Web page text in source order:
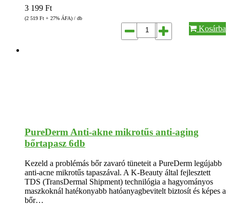
3 199 Ft
(2 519 Ft + 27% ÁFA) / db
Kosárba
PureDerm Anti-akne mikrotűs anti-aging
bőrtapasz 6db
Kezeld a problémás bőr zavaró tüneteit a PureDerm legújabb
anti-acne mikrotűs tapaszával. A K-Beauty által fejlesztett
TDS (TransDermal Shipment) technilógia a hagyományos
maszkoknál hatékonyabb hatóanyagbevitelt biztosít és képes a
bőr…